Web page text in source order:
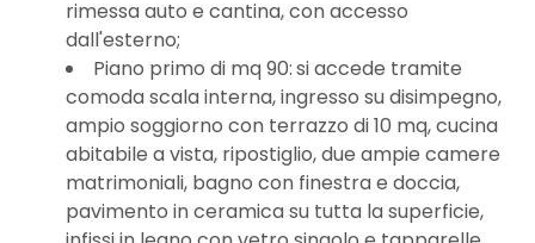
rimessa auto e cantina, con accesso
dall'esterno;
Piano primo di mq 90:si accede tramite
comoda scala interna, ingresso su disimpegno,
ampio soggiorno con terrazzo di 10 mq, cucina
abitabile a vista, ripostiglio, due ampie camere
matrimoniali, bagno con finestra e doccia,
pavimento in ceramica su tutta la superficie,